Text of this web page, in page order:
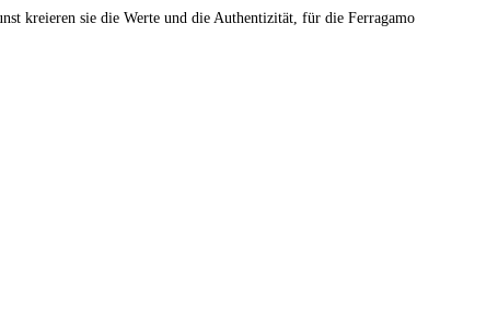
kreieren sie die Werte und die Authentizität, für die Ferragamo